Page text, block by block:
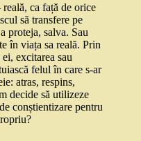
ca față de orice
să transfere pe
proteja, salva. Sau
în viața sa reală. Prin
excitarea sau
felul în care s-ar
atras, respins,
decide să utilizeze
conștientizare pentru